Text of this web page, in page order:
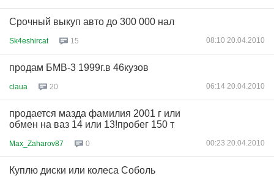
Срочный выкуп авто до 300 000 нал
Sk4eshircat 15 08:10 20.04.2010
продам БМВ-3 1999г.в 46кузов
claua 20 06:14 20.04.2010
продается мазда фамилия 2001 г или
обмен на ваз 14 или 13!пробег 150 т
Max_Zaharov87 0 00:23 20.04.2010
Куплю диски или колеса Соболь